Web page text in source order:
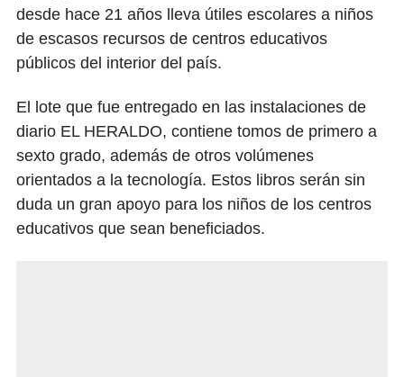
desde hace 21 años lleva útiles escolares a niños
de escasos recursos de centros educativos
públicos del interior del país.
El lote que fue entregado en las instalaciones de
diario EL HERALDO, contiene tomos de primero a
sexto grado, además de otros volúmenes
orientados a la tecnología. Estos libros serán sin
duda un gran apoyo para los niños de los centros
educativos que sean beneficiados.